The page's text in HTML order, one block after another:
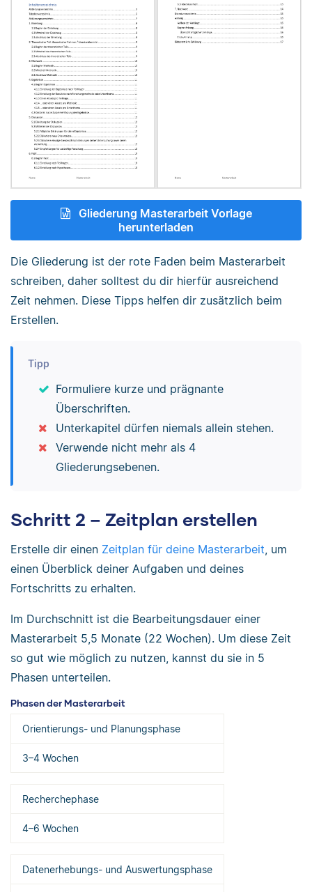
Gliederung Masterarbeit Vorlage
herunterladen
Die Gliederung ist der rote Faden beim Masterarbeit
schreiben, daher solltest du dir hierfür ausreichend
Zeit nehmen. Diese Tipps helfen dir zusätzlich beim
Erstellen.
Tipp
Formuliere kurze und prägnante
Überschriften.
Unterkapitel dürfen niemals allein stehen.
Verwende nicht mehr als 4
Gliederungsebenen.
Schritt 2 – Zeitplan erstellen
Erstelle dir einen Zeitplan für deine Masterarbeit, um
einen Überblick deiner Aufgaben und deines
Fortschritts zu erhalten.
Im Durchschnitt ist die Bearbeitungsdauer einer
Masterarbeit 5,5 Monate (22 Wochen). Um diese Zeit
so gut wie möglich zu nutzen, kannst du sie in 5
Phasen unterteilen.
Phasen der Masterarbeit
Orientierungs- und Planungsphase
3–4 Wochen
Recherchephase
4–6 Wochen
Datenerhebungs- und Auswertungsphase